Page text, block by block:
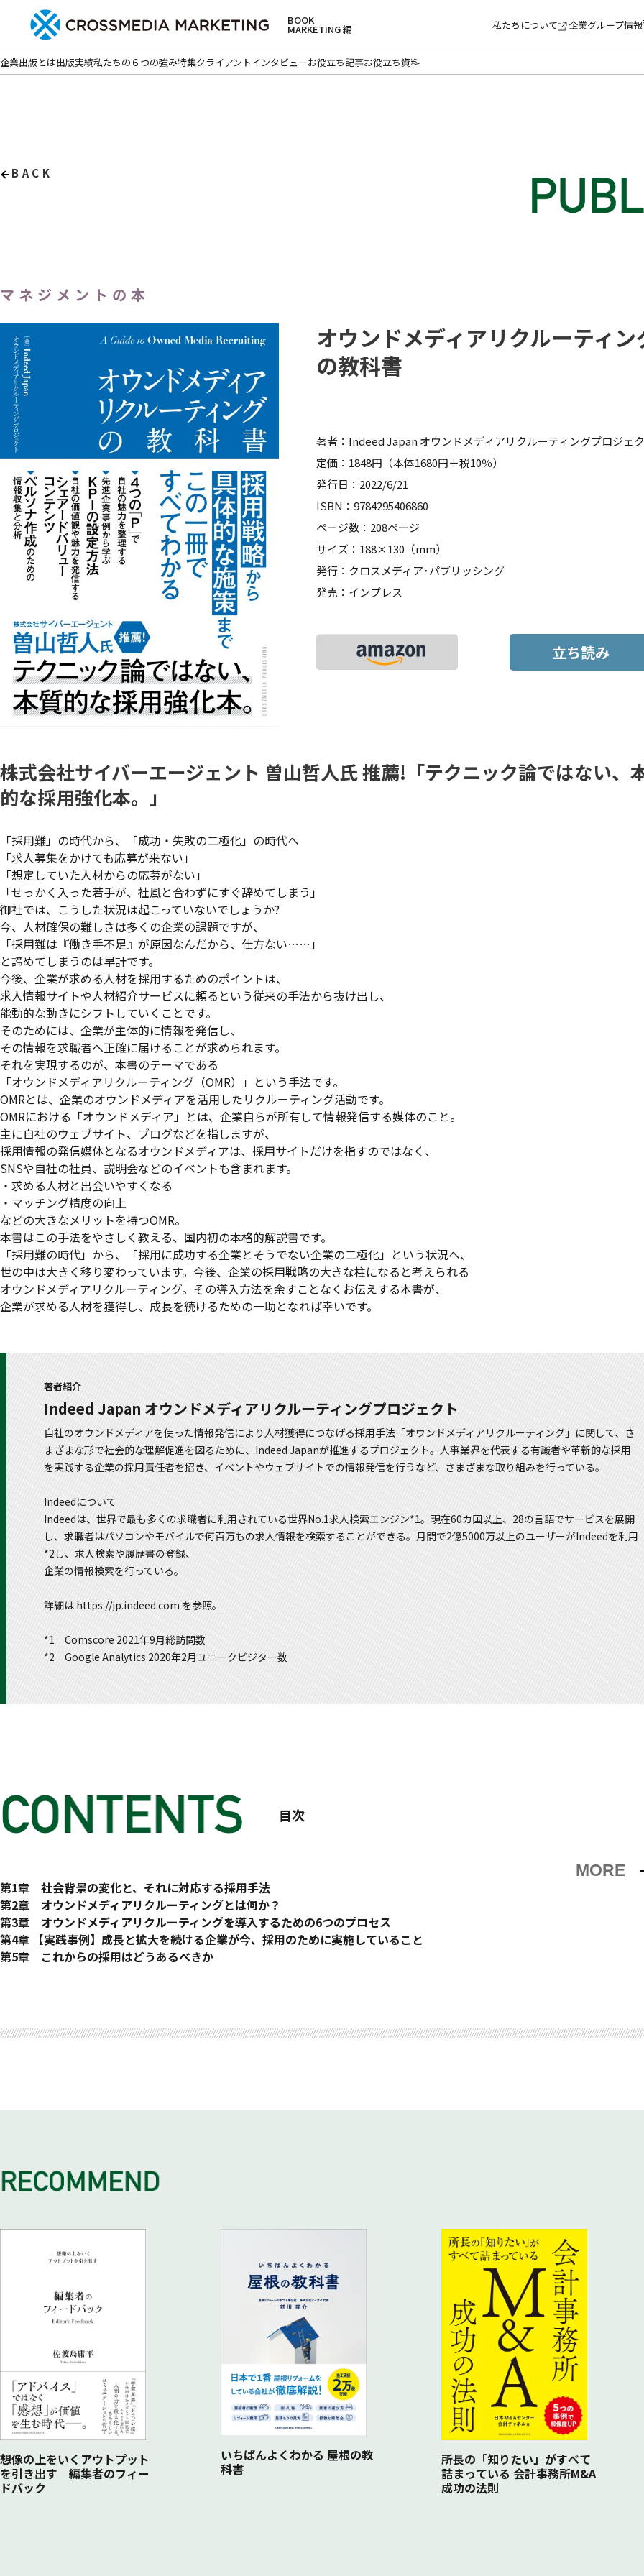
BOOK
MARKETING 編 私たちについて 企業グループ情報
企業出版とは出版実績私たちの６つの強み特集クライアントインタビューお役立ち記事お役立ち資料
BACK
マネジメントの本
オウンドメディアリクルーティン
の教科書
著者：Indeed Japan オウンドメディアリクルーティングプロジェ
定価：1848円（本体1680円＋税10％）
発行日：2022/6/21
ISBN：9784295406860
ページ数：208ページ
サイズ：188×130（mm）
発行：クロスメディア･パブリッシング
発売：インプレス
立ち読み
株式会社サイバーエージェント 曽山哲人氏 推薦!「テクニック論ではない、
的な採用強化本。」
「採用難」の時代から、「成功・失敗の二極化」の時代へ
「求人募集をかけても応募が来ない」
「想定していた人材からの応募がない」
「せっかく入った若手が、社風と合わずにすぐ辞めてしまう」
御社では、こうした状況は起こっていないでしょうか?
今、人材確保の難しさは多くの企業の課題ですが、
「採用難は『働き手不足』が原因なんだから、仕方ない……」
と諦めてしまうのは早計です。
今後、企業が求める人材を採用するためのポイントは、
求人情報サイトや人材紹介サービスに頼るという従来の手法から抜け出し、
能動的な動きにシフトしていくことです。
そのためには、企業が主体的に情報を発信し、
その情報を求職者へ正確に届けることが求められます。
それを実現するのが、本書のテーマである
「オウンドメディアリクルーティング（OMR）」という手法です。
OMRとは、企業のオウンドメディアを活用したリクルーティング活動です。
OMRにおける「オウンドメディア」とは、企業自らが所有して情報発信する媒体のこと。
主に自社のウェブサイト、ブログなどを指しますが、
採用情報の発信媒体となるオウンドメディアは、採用サイトだけを指すのではなく、
SNSや自社の社員、説明会などのイベントも含まれます。
・求める人材と出会いやすくなる
・マッチング精度の向上
などの大きなメリットを持つOMR。
本書はこの手法をやさしく教える、国内初の本格的解説書です。
「採用難の時代」から、「採用に成功する企業とそうでない企業の二極化」という状況へ、
世の中は大きく移り変わっています。今後、企業の採用戦略の大きな柱になると考えられる
オウンドメディアリクルーティング。その導入方法を余すことなくお伝えする本書が、
企業が求める人材を獲得し、成長を続けるための一助となれば幸いです。
著者紹介
Indeed Japan オウンドメディアリクルーティングプロジェクト
自社のオウンドメディアを使った情報発信により人材獲得につなげる採用手法「オウンドメディアリクルーティング」に関して、さ
まざまな形で社会的な理解促進を図るために、Indeed Japanが推進するプロジェクト。人事業界を代表する有識者や革新的な採用
を実践する企業の採用責任者を招き、イベントやウェブサイトでの情報発信を行うなど、さまざまな取り組みを行っている。
Indeedについて
Indeedは、世界で最も多くの求職者に利用されている世界No.1求人検索エンジン*1。現在60カ国以上、28の言語でサービスを展開
し、求職者はパソコンやモバイルで何百万もの求人情報を検索することができる。月間で2億5000万以上のユーザーがIndeedを利用
*2し、求人検索や履歴書の登録、
企業の情報検索を行っている。
詳細は https://jp.indeed.com を参照。
*1 Comscore 2021年9月総訪問数
*2 Google Analytics 2020年2月ユニークビジター数
目次
MORE
はじめに なぜ、人が集まらないのか? 思う人が来ないのか?
第1章 社会背景の変化と、それに対応する採用手法
1 採用手法をめぐる過去40年の動き
好景気による人手不足の時代
バブル経済の終焉とインターネットの登場
多様化する求職者の価値観と、採用手法の進化
求職者の変化① 検索スキルの向上が仕事探しにも影響を及ぼす
求職者の変化② SNSの活用で「情報を引き寄せる」求職者
第2章 オウンドメディアリクルーティングとは何か？
1 企業が能動的に情報発信する、これまでにない採用手法
オウンドメディアリクルーティングで採用の成果を上げているパイオニア
情報発信の軸① ジョブディスクリプション
第3章 オウンドメディアリクルーティングを導入するための6つのプロセス
1 STEP1 目的の設定
オウンドメディアリクルーティングの目的の設定
ペルソナを言語化する
3 STEP3 自社の魅力となる強みを整理
競合との視点で自社の魅力をチェックする
ジョブディスクリプションに記載する項目例
5 STEP5 自社の社会的な存在意義や魅力を伝える
シェアードバリューコンテンツの発信
シェアードバリューコンテンツ4つの基本姿勢
シェアードバリューコンテンツを企画する ―「4W1H」で整理する
「キャンディデイト・ジャーニーマップ」を利用して設計する
シェアードバリューコンテンツ制作の実践 ― 社員インタビューの作り方
KPIを測定し、効果を検証する
３つの視点で施策を見直す
実践のためのQ&A オウンドメディアリクルーティングの実行にあたってのよくある質問
第4章 【実践事例】成長と拡大を続ける企業が今、採用のために実施していること
1 事例① 株式会社ニトリホールディングス
マーケティング経験を活かし、データ重視の採用戦略を構築
採用難の中でも採用人数は年々増加
4 事例④ 株式会社グッドパッチ
第5章 これからの採用はどうあるべきか
「戦略人事」になる必要がある
3 あらゆる採用施策において「求職者視点」を欠かさない
想像の上をいくアウトプット
を引き出す 編集者のフィー
ドバック
いちばんよくわかる 屋根の教
科書
所長の「知りたい」がすべて
詰まっている 会計事務所M&A
成功の法則